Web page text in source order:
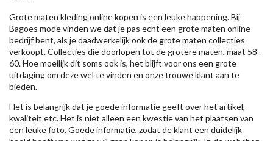
Grote maten kleding online kopen is een leuke happening. Bij
Bagoes mode vinden we dat je pas echt een grote maten online
bedrijf bent, als je daadwerkelijk ook de grote maten collecties
verkoopt. Collecties die doorlopen tot de grotere maten, maat 58-
60. Hoe moeilijk dit soms ook is, het blijft voor ons een grote
uitdaging om deze wel te vinden en onze trouwe klant aan te
bieden.
Het is belangrijk dat je goede informatie geeft over het artikel,
kwaliteit etc. Het is niet alleen een kwestie van het plaatsen van
een leuke foto. Goede informatie, zodat de klant een duidelijk